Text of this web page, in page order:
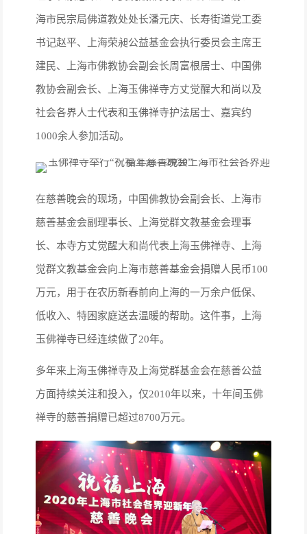
海市民宗局佛道教处处长潘元庆、长寿街道党工委
书记赵平、上海荣昶公益基金会执行委员会主席王
建民、上海市佛教协会副会长周富根居士、中国佛
教协会副会长、上海玉佛禅寺方丈觉醒大和尚以及
社会各界人士代表和玉佛禅寺护法居士、嘉宾约
1000余人参加活动。
在慈善晚会的现场，中国佛教协会副会长、上海市
慈善基金会副理事长、上海觉群文教基金会理事
长、本寺方丈觉醒大和尚代表上海玉佛禅寺、上海
觉群文教基金会向上海市慈善基金会捐赠人民币100
万元，用于在农历新春前向上海的一万余户低保、
低收入、特困家庭送去温暖的帮助。这件事，上海
玉佛禅寺已经连续做了20年。
多年来上海玉佛禅寺及上海觉群基金会在慈善公益
方面持续关注和投入，仅2010年以来，十年间玉佛
禅寺的慈善捐赠已超过8700万元。